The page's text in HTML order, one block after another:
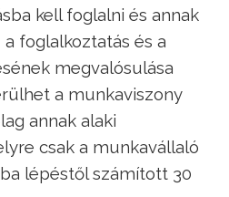
kell foglalni és annak
foglalkoztatás és a
megvalósulása
a munkaviszony
annak alaki
csak a munkavállaló
lépéstől számított 30